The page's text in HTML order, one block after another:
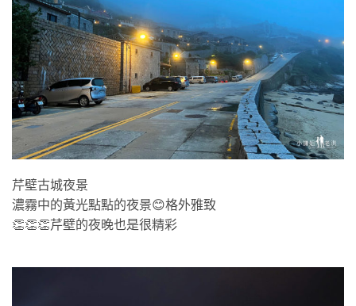
芹壁古城夜景
濃霧中的黃光點點的夜景😊格外雅致
👏👏👏芹壁的夜晚也是很精彩